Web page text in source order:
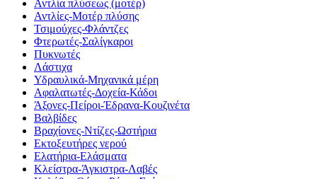
Αντλία πλύσεως (μοτέρ)
Αντλίες-Μοτέρ πλύσης
Τσιμούχες-Φλάντζες
Φτερωτές-Σαλίγκαροι
Πυκνωτές
Λάστιχα
Υδραυλικά-Mηχανικά μέρη
Αφαλατωτές-Δοχεία-Κάδοι
Άξονες-Πείροι-Έδρανα-Κουζινέτα
Βαλβίδες
Βραχίονες-Ντίζες-Ωστήρια
Εκτοξευτήρες νερού
Ελατήρια-Ελάσματα
Κλείστρα-Άγκιστρα-Λαβές